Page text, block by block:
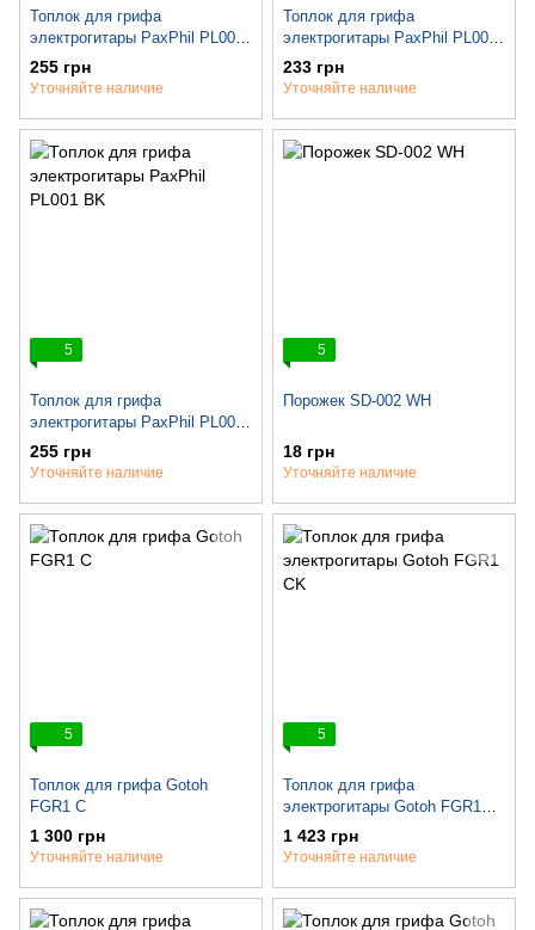
Топлок для грифа
электрогитары PaxPhil PL002
BK
255 грн
Уточняйте наличие
Топлок для грифа
электрогитары PaxPhil PL001
CR
233 грн
Уточняйте наличие
5
Топлок для грифа
электрогитары PaxPhil PL001
BK
255 грн
Уточняйте наличие
5
Порожек SD-002 WH
18 грн
Уточняйте наличие
5
Топлок для грифа Gotoh
FGR1 C
1 300 грн
Уточняйте наличие
5
Топлок для грифа
электрогитары Gotoh FGR1
CK
1 423 грн
Уточняйте наличие